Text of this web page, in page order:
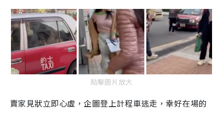
點擊圖片放大
賣家見狀立即心虛，企圖登上計程車逃走，幸好在場的